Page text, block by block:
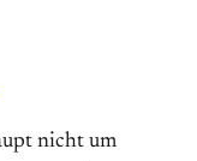
nicht um